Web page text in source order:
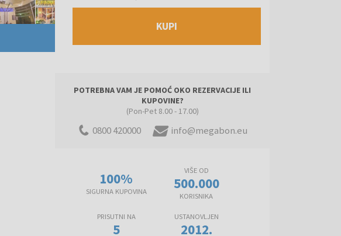
KUPI
POTREBNA VAM JE POMOĆ OKO REZERVACIJE ILI
KUPOVINE?
(Pon-Pet 8.00 - 17.00)
0800 420000 info@megabon.eu
100%
SIGURNA KUPOVINA
VIŠE OD
500.000
KORISNIKA
PRISUTNI NA
5
USTANOVLJEN
2012.